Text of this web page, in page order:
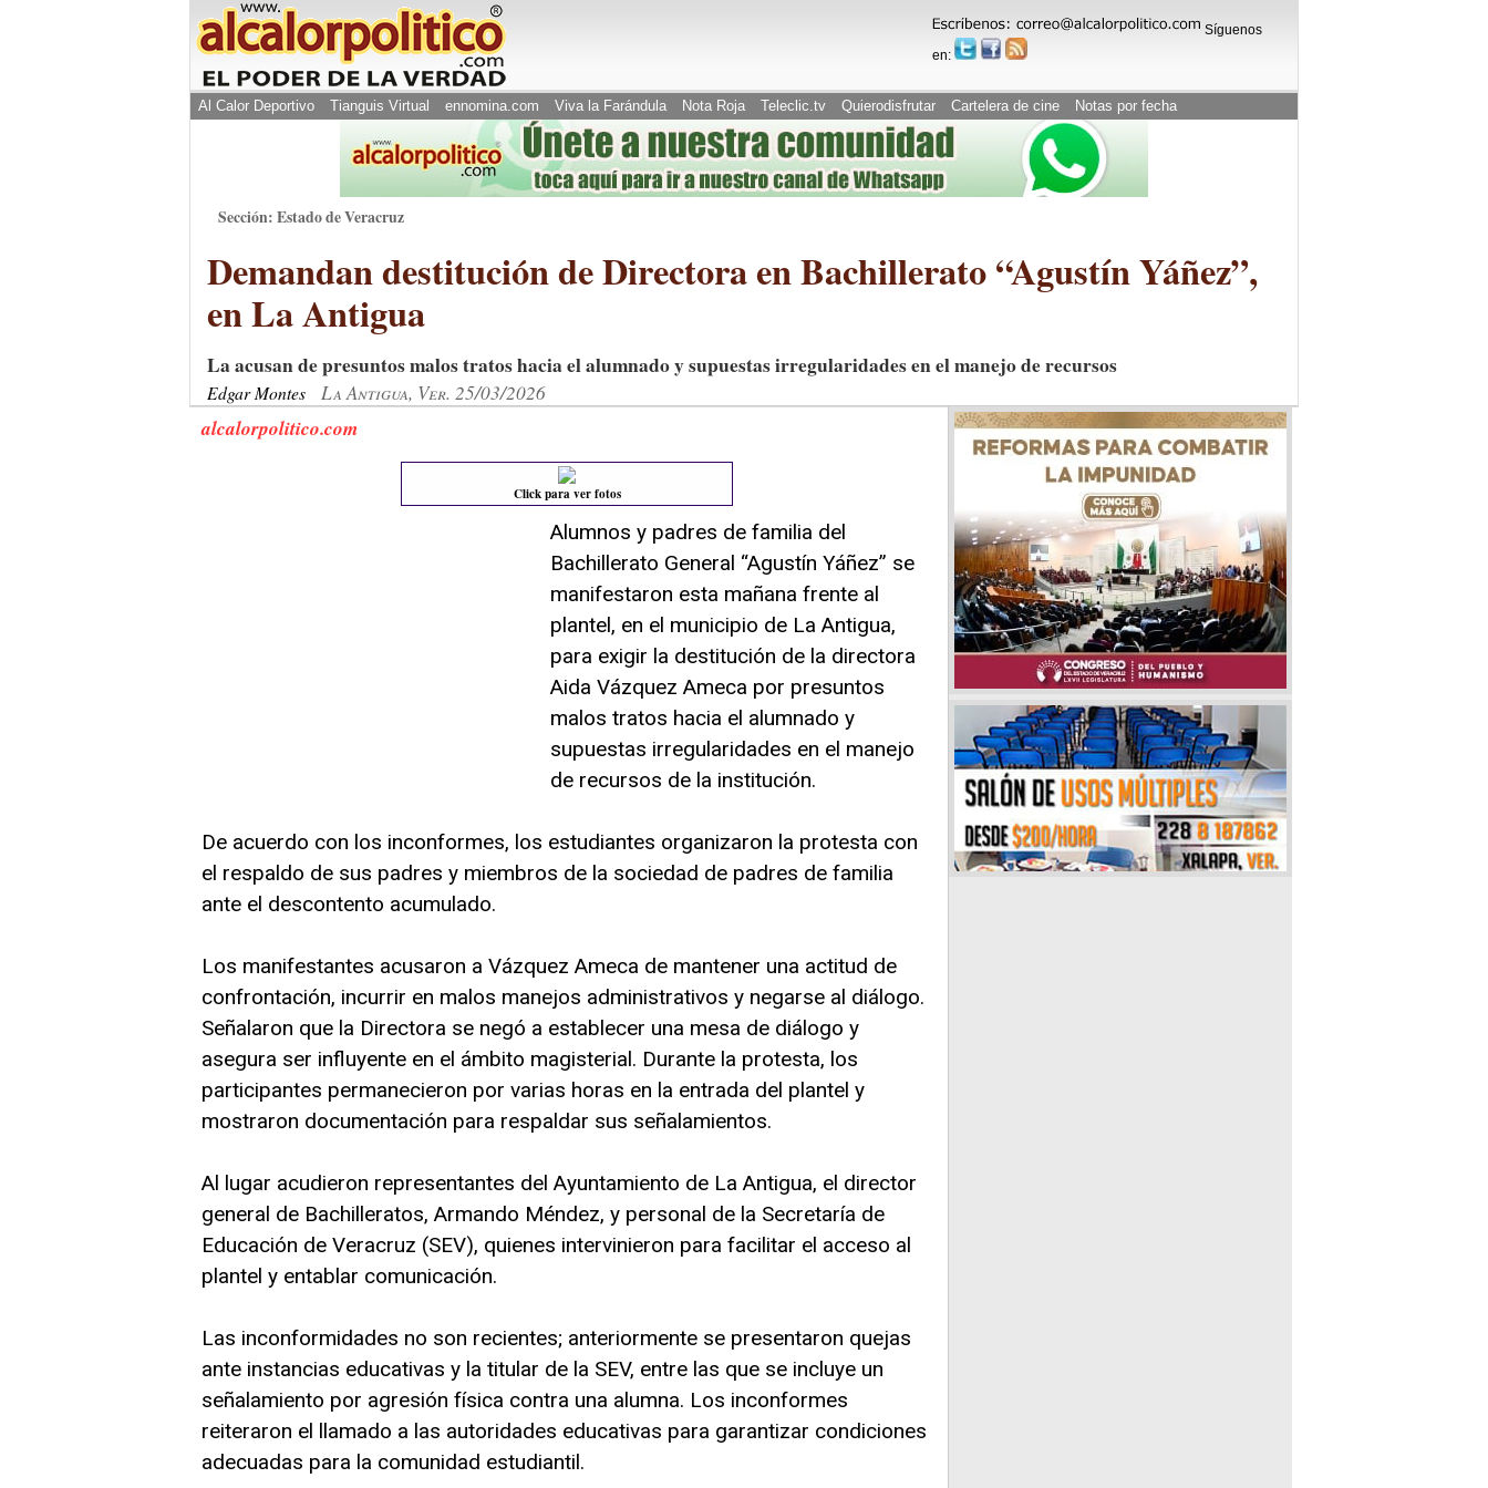
Síguenos
en:
Al Calor Deportivo Tianguis Virtual ennomina.com Viva la Farándula Nota Roja Teleclic.tv Quierodisfrutar Cartelera de cine Notas por fecha
Sección: Estado de Veracruz
Demandan destitución de Directora en Bachillerato “Agustín Yáñez”,
en La Antigua
La acusan de presuntos malos tratos hacia el alumnado y supuestas irregularidades en el manejo de recursos
Edgar Montes La Antigua, Ver. 25/03/2026
alcalorpolitico.com
Click para ver fotos
Alumnos y padres de familia del
Bachillerato General “Agustín Yáñez” se
manifestaron esta mañana frente al
plantel, en el municipio de La Antigua,
para exigir la destitución de la directora
Aida Vázquez Ameca por presuntos
malos tratos hacia el alumnado y
supuestas irregularidades en el manejo
de recursos de la institución.
De acuerdo con los inconformes, los estudiantes organizaron la protesta con
el respaldo de sus padres y miembros de la sociedad de padres de familia
ante el descontento acumulado.
Los manifestantes acusaron a Vázquez Ameca de mantener una actitud de
confrontación, incurrir en malos manejos administrativos y negarse al diálogo.
Señalaron que la Directora se negó a establecer una mesa de diálogo y
asegura ser influyente en el ámbito magisterial. Durante la protesta, los
participantes permanecieron por varias horas en la entrada del plantel y
mostraron documentación para respaldar sus señalamientos.
Al lugar acudieron representantes del Ayuntamiento de La Antigua, el director
general de Bachilleratos, Armando Méndez, y personal de la Secretaría de
Educación de Veracruz (SEV), quienes intervinieron para facilitar el acceso al
plantel y entablar comunicación.
Las inconformidades no son recientes; anteriormente se presentaron quejas
ante instancias educativas y la titular de la SEV, entre las que se incluye un
señalamiento por agresión física contra una alumna. Los inconformes
reiteraron el llamado a las autoridades educativas para garantizar condiciones
adecuadas para la comunidad estudiantil.